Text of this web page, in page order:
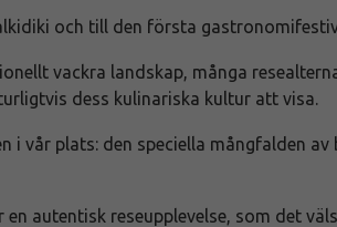
och till den första
vackra landskap, många
dess kulinariska kultur att visa.
i vår plats: den speciella mångfalden
autentisk reseupplevelse, som det